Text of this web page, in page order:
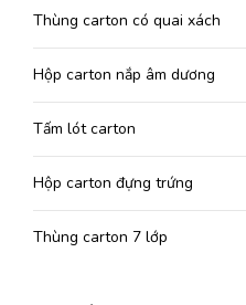
Thùng carton có quai xách
Hộp carton nắp âm dương
Tấm lót carton
Hộp carton đựng trứng
Thùng carton 7 lớp